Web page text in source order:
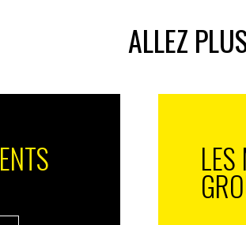
pour atteindre les objectifs
adoptée en début d’année. De
un sujet d’intérêt national.
s’emparent-elles du sujet
pour mieux la respecter ?
ALLEZ